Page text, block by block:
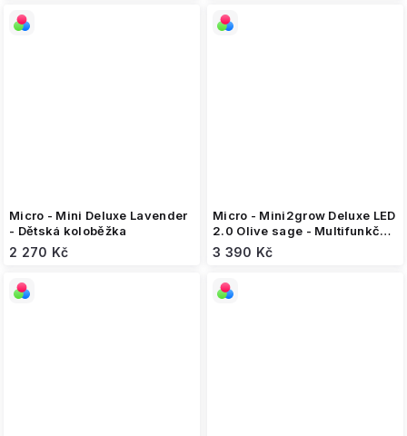
Micro - Mini Deluxe Lavender
- Dětská koloběžka
2 270 Kč
Micro - Mini2grow Deluxe LED
2.0 Olive sage - Multifunkční
koloběžka
3 390 Kč